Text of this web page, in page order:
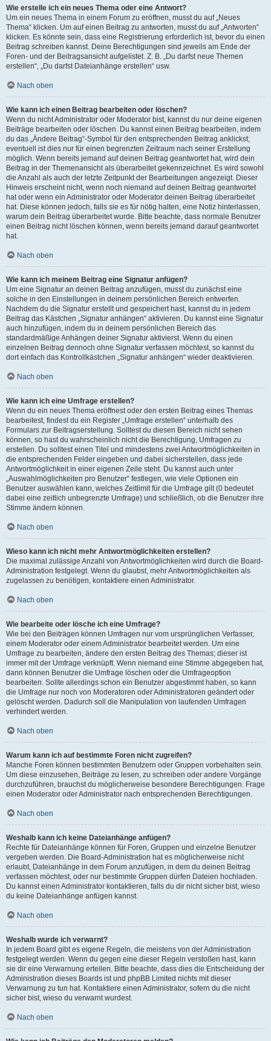
Wie erstelle ich ein neues Thema oder eine Antwort?
Um ein neues Thema in einem Forum zu eröffnen, musst du auf „Neues
Thema“ klicken. Um auf einen Beitrag zu antworten, musst du auf „Antworten“
klicken. Es könnte sein, dass eine Registrierung erforderlich ist, bevor du einen
Beitrag schreiben kannst. Deine Berechtigungen sind jeweils am Ende der
Foren- und der Beitragsansicht aufgelistet. Z. B. „Du darfst neue Themen
erstellen“, „Du darfst Dateianhänge erstellen“ usw.
Nach oben
Wie kann ich einen Beitrag bearbeiten oder löschen?
Wenn du nicht Administrator oder Moderator bist, kannst du nur deine eigenen
Beiträge bearbeiten oder löschen. Du kannst einen Beitrag bearbeiten, indem
du das „Ändere Beitrag“-Symbol für den entsprechenden Beitrag anklickst;
eventuell ist dies nur für einen begrenzten Zeitraum nach seiner Erstellung
möglich. Wenn bereits jemand auf deinen Beitrag geantwortet hat, wird dein
Beitrag in der Themenansicht als überarbeitet gekennzeichnet. Es wird sowohl
die Anzahl als auch der letzte Zeitpunkt der Bearbeitungen angezeigt. Dieser
Hinweis erscheint nicht, wenn noch niemand auf deinen Beitrag geantwortet
hat oder wenn ein Administrator oder Moderator deinen Beitrag überarbeitet
hat. Diese können jedoch, falls sie es für nötig halten, eine Notiz hinterlassen,
warum dein Beitrag überarbeitet wurde. Bitte beachte, dass normale Benutzer
einen Beitrag nicht löschen können, wenn bereits jemand darauf geantwortet
hat.
Nach oben
Wie kann ich meinem Beitrag eine Signatur anfügen?
Um eine Signatur an deinen Beitrag anzufügen, musst du zunächst eine
solche in den Einstellungen in deinem persönlichen Bereich entwerfen.
Nachdem du die Signatur erstellt und gespeichert hast, kannst du in jedem
Beitrag das Kästchen „Signatur anhängen“ aktivieren. Du kannst eine Signatur
auch hinzufügen, indem du in deinem persönlichen Bereich das
standardmäßige Anhängen deiner Signatur aktivierst. Wenn du einen
einzelnen Beitrag dennoch ohne Signatur verfassen möchtest, so kannst du
dort einfach das Kontrollkästchen „Signatur anhängen“ wieder deaktivieren.
Nach oben
Wie kann ich eine Umfrage erstellen?
Wenn du ein neues Thema eröffnest oder den ersten Beitrag eines Themas
bearbeitest, findest du ein Register „Umfrage erstellen“ unterhalb des
Formulars zur Beitragserstellung. Solltest du diesen Bereich nicht sehen
können, so hast du wahrscheinlich nicht die Berechtigung, Umfragen zu
erstellen. Du solltest einen Titel und mindestens zwei Antwortmöglichkeiten in
die entsprechenden Felder eingeben und dabei sicherstellen, dass jede
Antwortmöglichkeit in einer eigenen Zeile steht. Du kannst auch unter
„Auswahlmöglichkeiten pro Benutzer“ festlegen, wie viele Optionen ein
Benutzer auswählen kann, welches Zeitlimit für die Umfrage gilt (0 bedeutet
dabei eine zeitlich unbegrenzte Umfrage) und schließlich, ob die Benutzer ihre
Stimme ändern können.
Nach oben
Wieso kann ich nicht mehr Antwortmöglichkeiten erstellen?
Die maximal zulässige Anzahl von Antwortmöglichkeiten wird durch die Board-
Administration festgelegt. Wenn du glaubst, mehr Antwortmöglichkeiten als
zugelassen zu benötigen, kontaktiere einen Administrator.
Nach oben
Wie bearbeite oder lösche ich eine Umfrage?
Wie bei den Beiträgen können Umfragen nur vom ursprünglichen Verfasser,
einem Moderator oder einem Administrator bearbeitet werden. Um eine
Umfrage zu bearbeiten, ändere den ersten Beitrag des Themas; dieser ist
immer mit der Umfrage verknüpft. Wenn niemand eine Stimme abgegeben hat,
dann können Benutzer die Umfrage löschen oder die Umfrageoption
bearbeiten. Sollte allerdings schon ein Benutzer abgestimmt haben, so kann
die Umfrage nur noch von Moderatoren oder Administratoren geändert oder
gelöscht werden. Dadurch soll die Manipulation von laufenden Umfragen
verhindert werden.
Nach oben
Warum kann ich auf bestimmte Foren nicht zugreifen?
Manche Foren können bestimmten Benutzern oder Gruppen vorbehalten sein.
Um diese einzusehen, Beiträge zu lesen, zu schreiben oder andere Vorgänge
durchzuführen, brauchst du möglicherweise besondere Berechtigungen. Frage
einen Moderator oder Administrator nach entsprechenden Berechtigungen.
Nach oben
Weshalb kann ich keine Dateianhänge anfügen?
Rechte für Dateianhänge können für Foren, Gruppen und einzelne Benutzer
vergeben werden. Die Board-Administration hat es möglicherweise nicht
erlaubt, Dateianhänge in dem Forum anzufügen, in dem du deinen Beitrag
verfassen möchtest, oder nur bestimmte Gruppen dürfen Dateien hochladen.
Du kannst einen Administrator kontaktieren, falls du dir nicht sicher bist, wieso
du keine Dateianhänge anfügen kannst.
Nach oben
Weshalb wurde ich verwarnt?
In jedem Board gibt es eigene Regeln, die meistens von der Administration
festgelegt werden. Wenn du gegen eine dieser Regeln verstoßen hast, kann
sie dir eine Verwarnung erteilen. Bitte beachte, dass dies die Entscheidung der
Administration dieses Boards ist und phpBB Limited nichts mit dieser
Verwarnung zu tun hat. Kontaktiere einen Administrator, sofern du die nicht
sicher bist, wieso du verwarnt wurdest.
Nach oben